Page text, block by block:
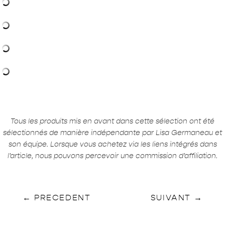
Tous les produits mis en avant dans cette sélection ont été
sélectionnés de manière indépendante par Lisa Germaneau et
son équipe. Lorsque vous achetez via les liens intégrés dans
l’article, nous pouvons percevoir une commission d’affiliation.
← PRECEDENT SUIVANT →